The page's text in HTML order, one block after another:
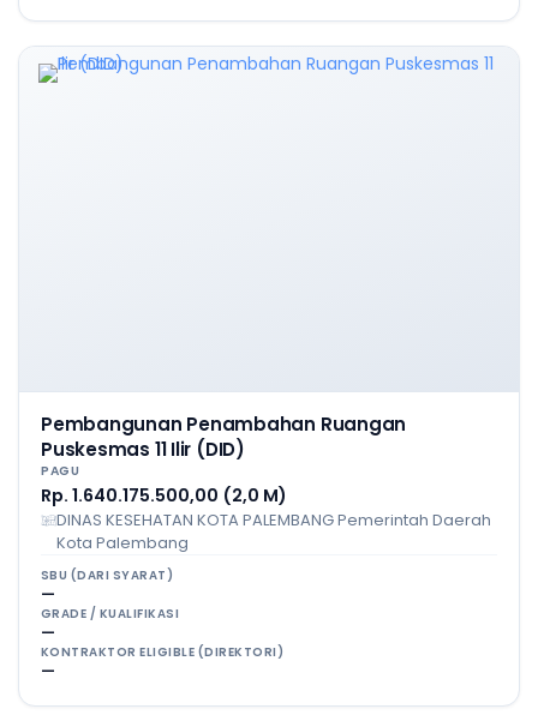
Pembangunan Penambahan Ruangan
Puskesmas 11 Ilir (DID)
PAGU
Rp. 1.640.175.500,00 (2,0 M)
DINAS KESEHATAN KOTA PALEMBANG Pemerintah Daerah
Kota Palembang
SBU (DARI SYARAT)
—
GRADE / KUALIFIKASI
—
KONTRAKTOR ELIGIBLE (DIREKTORI)
—